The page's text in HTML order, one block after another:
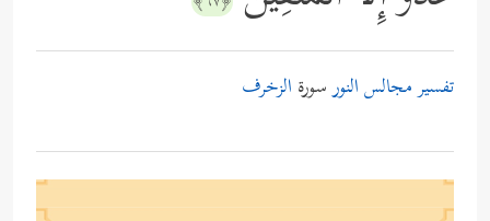
تفسير مجالس النورسورة الزخرف